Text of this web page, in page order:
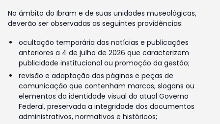
No âmbito do Ibram e de suas unidades museológicas,
deverão ser observadas as seguintes providências:
ocultação temporária das notícias e publicações
anteriores a 4 de julho de 2026 que caracterizem
publicidade institucional ou promoção da gestão;
revisão e adaptação das páginas e peças de
comunicação que contenham marcas, slogans ou
elementos da identidade visual do atual Governo
Federal, preservada a integridade dos documentos
administrativos, normativos e históricos;